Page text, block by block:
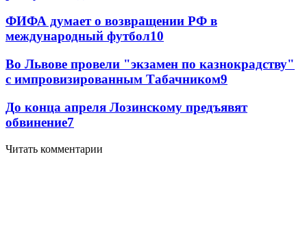
ФИФА думает о возвращении РФ в
международный футбол10
Во Львове провели "экзамен по казнокрадству"
с импровизированным Табачником9
До конца апреля Лозинскому предъявят
обвинение7
Читать комментарии